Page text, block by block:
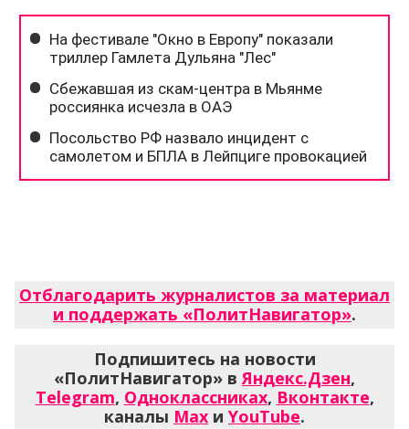
Отблагодарить журналистов за материал
и поддержать «ПолитНавигатор».
Подпишитесь на новости
«ПолитНавигатор» вЯндекс.Дзен,
Telegram, Одноклассниках, Вконтакте,
каналы Max и YouTube.